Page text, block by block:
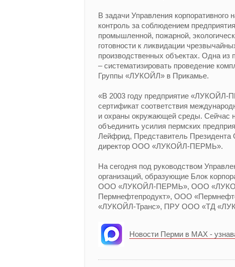
В задачи Управления
контроль за соблюдением
промышленной, пожарной,
готовности к ликвидации
производственных объектах. Одна из
– систематизировать проведение
Группы «ЛУКОЙЛ» в Прикамье.
«В 2003 году предприятие «ЛУКОЙЛ-
сертификат соответствия
и охраны окружающей среды. Сейчас
объединить усилия пермских
Лейфрид, Представитель
директор ООО «ЛУКОЙЛ-ПЕРМЬ».
На сегодня под руководством
организаций, образующие Блок
ООО «ЛУКОЙЛ-ПЕРМЬ», ООО
Пермнефтепродукт», ООО
«ЛУКОЙЛ-Транс», ПРУ ООО «ТД
Новости Перми в MAX -